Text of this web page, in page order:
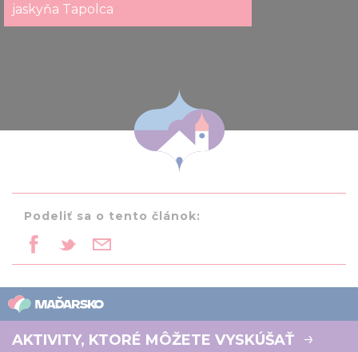
jaskyňa Tapolca
Podeliť sa o tento článok:
AKTIVITY, KTORÉ MÔŽETE VYSKÚŠAŤ